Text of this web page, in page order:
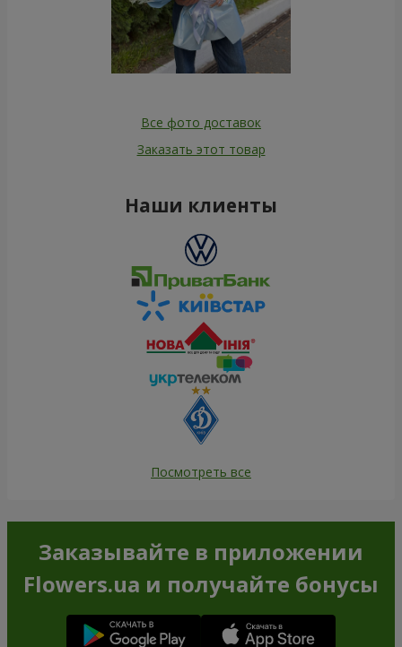
Все фото доставок
Заказать этот товар
Наши клиенты
Посмотреть все
Заказывайте в приложении
Flowers.ua и получайте бонусы